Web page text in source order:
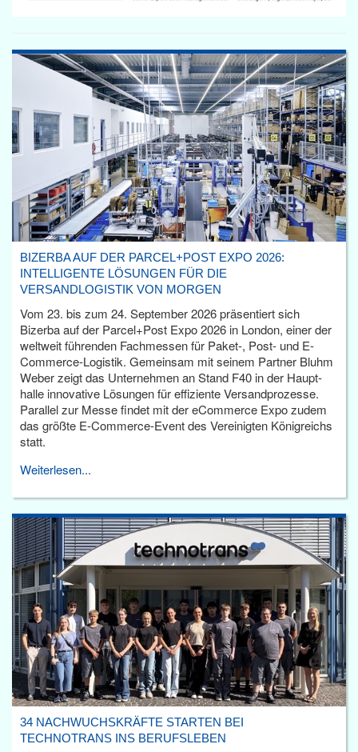
BIZERBA AUF DER PARCEL+POST EXPO 2026:
INTELLIGENTE LÖSUNGEN FÜR DIE
VERSANDLOGISTIK VON MORGEN
Vom 23. bis zum 24. September 2026 präsentiert sich
Bizerba auf der Parcel+Post Expo 2026 in London, einer der
weltweit führenden Fachmessen für Paket-, Post- und E-
Commerce-Logistik. Gemeinsam mit seinem Partner Bluhm
Weber zeigt das Unternehmen an Stand F40 in der Haupt­
halle innovative Lösungen für effiziente Versandprozesse.
Parallel zur Messe findet mit der eCommerce Expo zudem
das größte E-Commerce-Event des Vereinigten Königreichs
statt.
Weiterlesen...
34 NACHWUCHSKRÄFTE STARTEN BEI
TECHNOTRANS INS BERUFSLEBEN